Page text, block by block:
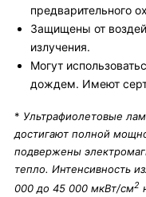
предварительного
Защищены от
излучения.
Могут
дождем. Имеют
* Ультрафиолетовые
достигают полной
подвержены
тепло. Интенсивность
000 до 45 000 мкВт/см2